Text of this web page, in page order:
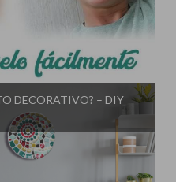
Taller de Ire
DECORATIVO? – DIY